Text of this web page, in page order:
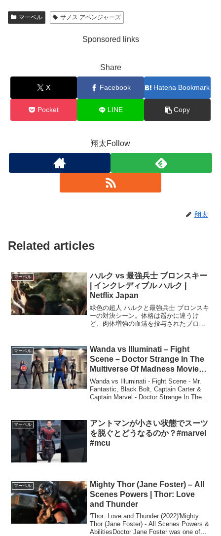
マーベル サノス アベンジャーズ
Sponsored links
Share
X Facebook Hatena Bookmark
Pocket LINE Copy
翔太Follow
翔太
Related articles
マーベル
ハルク vs 最強兵士 ブロンスキー
| インクレディブル ハルク |
Netflix Japan
緑色の超人 ハルクと最強兵士 ブロンスキ
ーの対決シーン。体格は遥かに違うけ
ど、肉体増強の血清を投与されたブロン
を前に打つ手なし。と、そんなところへ
見慣れない武器が…。イン...
マーベル
Wanda vs Illuminati – Fight
Scene – Doctor Strange In The
Multiverse Of Madness Movie
CLIP 4K
Wanda vs Illuminati - Fight Scene - Mr.
Fantastic, Black Bolt, Captain Carter &
Captain Marvel - Doctor Strange In The
マーベル
アントマンが小さい状態でスーツ
を脱ぐとどうなるのか？#marvel
#mcu
マーベル
Mighty Thor (Jane Foster) – All
Scenes Powers | Thor: Love
and Thunder
'Thor: Love and Thunder (2022)'Mighty
Thor (Jane Foster) - All Scenes Powers &
AbilitiesDoctor Jane Foster was one of